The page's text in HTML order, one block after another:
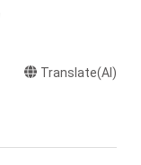
ドを制作し友達に
Translate(AI)